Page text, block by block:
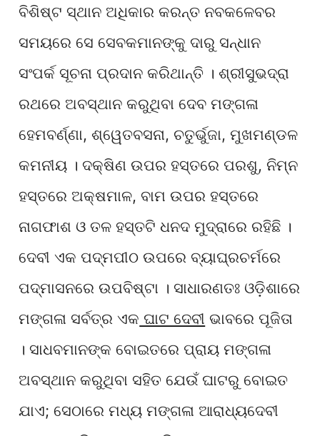
ବିଶିଷ୍ଟ ସ୍ଥାନ ଅଧିକାର କରନ୍ତ ନବକଳେବର
ସମୟରେ ସେ ସେବକମାନଙ୍କୁ ଦାରୁ ସନ୍ଧାନ
ସଂପର୍କ ସୂଚନା ପ୍ରଦାନ କରିଥାନ୍ତି । ଶ୍ରୀସୁଭଦ୍ରା
ରଥରେ ଅବସ୍ଥାନ କରୁଥିବା ଦେବ ମଙ୍ଗଳା
ହେମବର୍ଣ୍ଣା, ଶ୍ୱେତବସନା, ଚତୁର୍ଭୁଜା, ମୁଖମଣ୍ଡଳ
କମନୀୟ । ଦକ୍ଷିଣ ଉପର ହସ୍ତରେ ପରଶୁ, ନିମ୍ନ
ହସ୍ତରେ ଅକ୍ଷମାଳ, ବାମ ଉପର ହସ୍ତରେ
ନାଗଫାଶ ଓ ତଳ ହସ୍ତଟି ଧନଦ ମୁଦ୍ରାରେ ରହିଛି ।
ଦେବୀ ଏକ ପଦ୍ମପୀଠ ଉପରେ ବ୍ୟାଘ୍ରଚର୍ମରେ
ପଦ୍ମାସନରେ ଉପବିଷ୍ଟା । ସାଧାରଣତଃ ଓଡ଼ିଶାରେ
ମଙ୍ଗଳା ସର୍ବତ୍ର ଏକ ଘାଟ ଦେବୀ ଭାବରେ ପୂଜିତା
। ସାଧବମାନଙ୍କ ବୋଇତରେ ପ୍ରାୟ ମଙ୍ଗଳା
ଅବସ୍ଥାନ କରୁଥିବା ସହିତ ଯେଉଁ ଘାଟରୁ ବୋଇତ
ଯାଏ; ସେଠାରେ ମଧ୍ୟ ମଙ୍ଗଳା ଆରାଧ୍ୟଦେବୀ